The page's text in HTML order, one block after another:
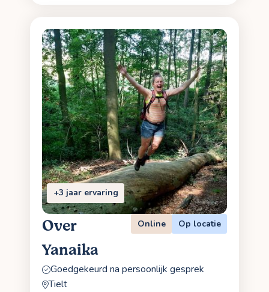
+3 jaar ervaring
Over
Yanaika
Online Op locatie
Goedgekeurd na persoonlijk gesprek
Tielt